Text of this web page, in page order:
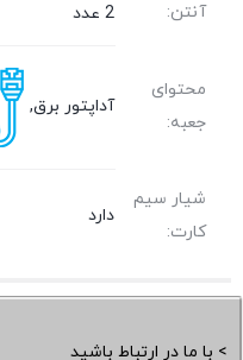
آنتن: 2 عدد
محتوای
جعبه:
آداپتور برق,
شیار سیم
کارت:
دارد
> با ما در ارتباط باشید